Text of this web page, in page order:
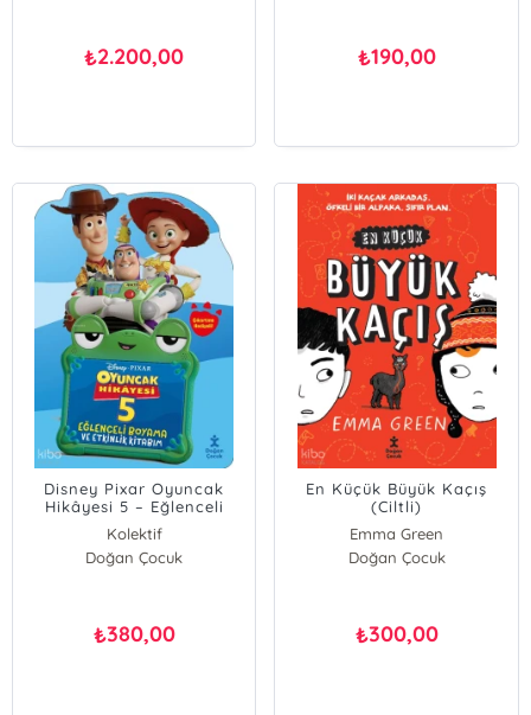
₺2.200,00 ₺190,00
Disney Pixar Oyuncak
Hikâyesi 5 – Eğlenceli
Boyama ve Etkinlik
Kitabım (Ciltli)
Kolektif
Doğan Çocuk
₺380,00
En Küçük Büyük Kaçış
(Ciltli)
Emma Green
Doğan Çocuk
₺300,00